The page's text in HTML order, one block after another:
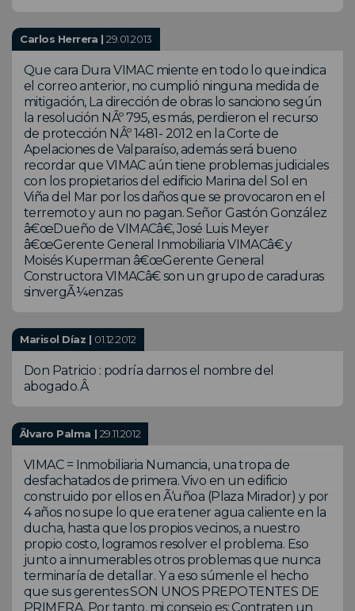
Carlos Herrera |29.01.2013
Que cara Dura VIMAC miente en todo lo que indica
el correo anterior, no cumplió ninguna medida de
mitigación, La dirección de obras lo sanciono según
la resolución NÂº 795, es más, perdieron el recurso
de protección NÂº 1481- 2012 en la Corte de
Apelaciones de Valparaíso, además será bueno
recordar que VIMAC aún tiene problemas judiciales
con los propietarios del edificio Marina del Sol en
Viña del Mar por los daños que se provocaron en el
terremoto y aun no pagan. Señor Gastón González
â€œDueño de VIMACâ€, José Luis Meyer
â€œGerente General Inmobiliaria VIMACâ€ y
Moisés Kuperman â€œGerente General
Constructora VIMACâ€ son un grupo de caraduras
sinvergÃ¼enzas
Marisol Díaz | 01.12.2012
Don Patricio : podría darnos el nombre del
abogado.Â
Ãlvaro Palma | 29.11.2012
VIMAC = Inmobiliaria Numancia, una tropa de
desfachatados de primera. Vivo en un edificio
construido por ellos en Ã‘uñoa (Plaza Mirador) y por
4 años no supe lo que era tener agua caliente en la
ducha, hasta que los propios vecinos, a nuestro
propio costo, logramos resolver el problema. Eso
junto a innumerables otros problemas que nunca
terminaría de detallar. Y a eso súmenle el hecho
que sus gerentes SON UNOS PREPOTENTES DE
PRIMERA. Por tanto, mi consejo es: Contraten un